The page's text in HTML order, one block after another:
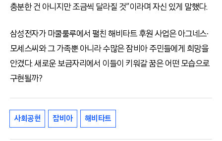
충분한 건 아니지만 조금씩 달라질 것”이라며 자신 있게 말했다.
삼성전자가 마쿨룰루에서 펼친 해비타트 후원 사업은 아그네스∙
모세스씨와 그 가족뿐 아니라 수많은 잠비아 주민들에게 희망을
안겼다. 새로운 보금자리에서 이들이 키워갈 꿈은 어떤 모습으로
구현될까?
사회공헌 잠비아 해비타트